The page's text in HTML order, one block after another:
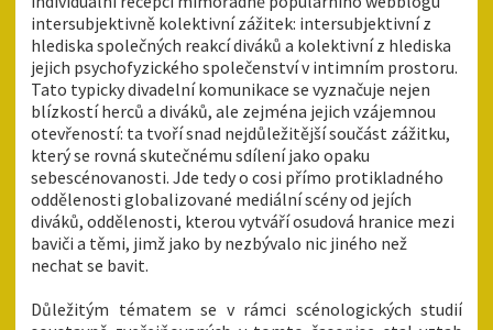
intersubjektivně kolektivní zážitek: intersubjektivní z
hlediska společných reakcí diváků a kolektivní z hlediska
jejich psychofyzického společenství v intimním prostoru.
Tato typicky divadelní komunikace se vyznačuje nejen
blízkostí herců a diváků, ale zejména jejich vzájemnou
otevřeností: ta tvoří snad nejdůležitější součást zážitku,
který se rovná skutečnému sdílení jako opaku
sebescénovanosti. Jde tedy o cosi přímo protikladného
oddělenosti globalizované mediální scény od jejích
diváků, oddělenosti, kterou vytváří osudová hranice mezi
baviči a těmi, jimž jako by nezbývalo nic jiného než
nechat se bavit.
Důležitým tématem se v rámci scénologických studií